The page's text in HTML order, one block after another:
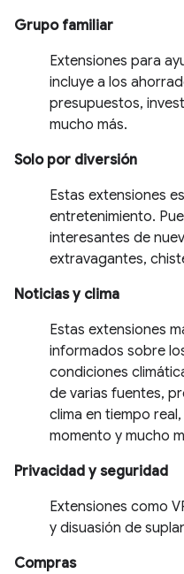
Grupo familiar
Extensiones para
incluye a los
presupuestos,
mucho más.
Solo por diversión
Estas extensiones
entretenimiento.
interesantes de
extravagantes,
Noticias y clima
Estas extensiones
informados sobre
condiciones
de varias fuentes,
clima en tiempo
momento y mucho
Privacidad y seguridad
Extensiones como
y disuasión de
Compras